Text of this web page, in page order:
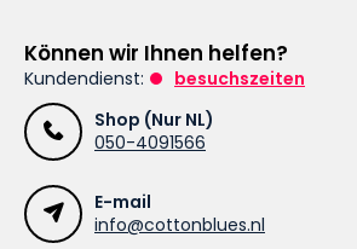
Können wir Ihnen helfen?
Kundendienst:
besuchszeiten
Shop (Nur NL)
050-4091566
E-mail
info@cottonblues.nl